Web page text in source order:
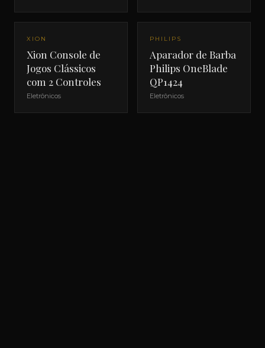
NOVO
XION
Xion Console de
Jogos Clássicos
com 2 Controles
Eletrônicos
PHILIPS
Aparador de Barba
Philips OneBlade
QP1424
Eletrônicos